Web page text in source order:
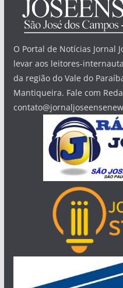
O Portal de Notícias Jornal
levar aos leitores-
da região do Vale do
Mantiqueira. Fale com